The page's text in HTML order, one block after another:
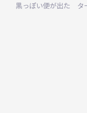
黒っぽい便が出た タ